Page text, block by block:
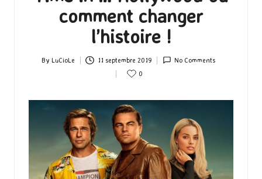
comment changer
l’histoire !
Posted
By LuCioLe 11 septembre 2019
No Comments
0